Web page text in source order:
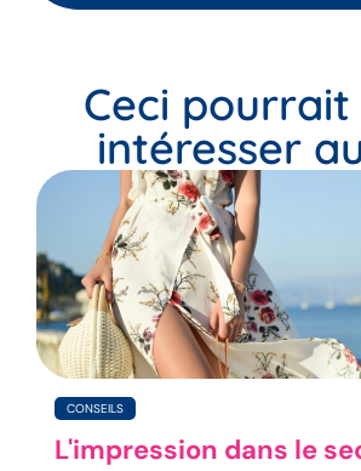
Ceci pourrait
intéresser
CONSEILS
L'impression dans le